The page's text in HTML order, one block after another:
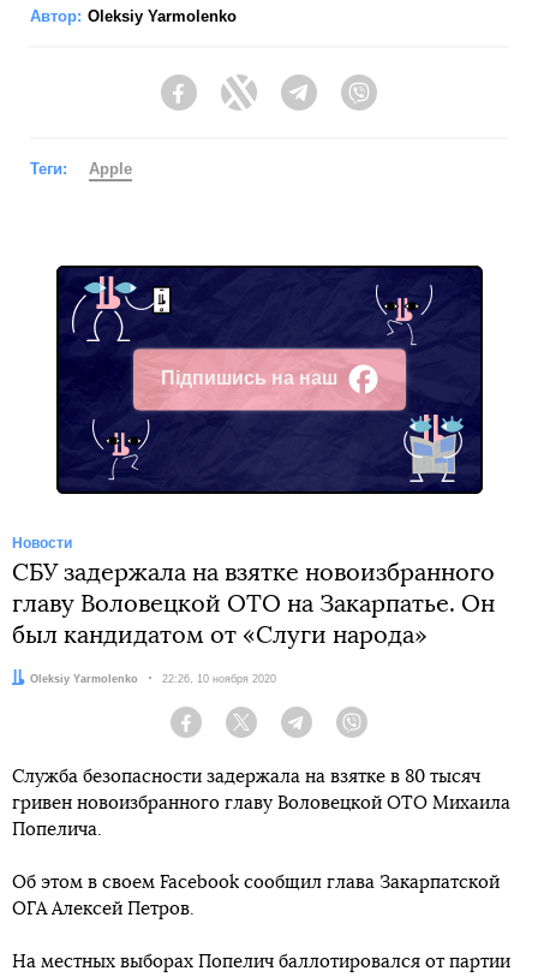
Автор: Oleksiy Yarmolenko
FacebookTwitter Telegram
Теги: Apple
Підпишись на наш
Facebook
Новости
СБУ задержала на взятке новоизбранного
главу Воловецкой ОТО на Закарпатье. Он
был кандидатом от «Слуги народа»
Автор:
Oleksiy Yarmolenko Дата:
22:26, 10 ноября 2020
Facebook Twitter Telegram
Служба безопасности задержала на взятке в 80 тысяч
гривен новоизбранного главу Воловецкой ОТО Михаила
Попелича.
Об этом в своем Facebook сообщил глава Закарпатской
ОГА Алексей Петров.
На местных выборах Попелич баллотировался от партии